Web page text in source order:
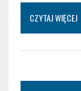
CZYTAJ WIĘCEJ